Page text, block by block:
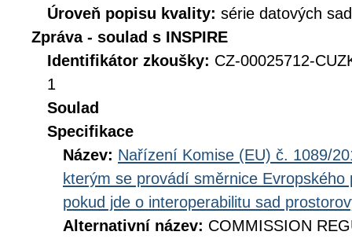
Úroveň popisu kvality: série datových sad
Zpráva - soulad s INSPIRE
Identifikátor zkoušky: CZ-00025712-
1
Soulad
Specifikace
Název: Nařízení Komise (EU) č. 1089/
kterým se provádí směrnice
pokud jde o interoperabilitu sad
Alternativní název: COMMISSION